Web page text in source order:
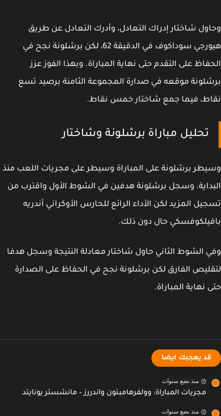
شاختار إدراك التعادل، وأدرك التعادل عن طريق
هيورجي سوداكوف في الدقيقة 62، لكن برشلونة نجح في
على التقدم حتى نهاية المباراة. وبهذا الفوز عزز
موقعه في صدارة المجموعة الثامنة برصيد تسع
فيما جمع شاختار خمس نقاط.
تحليل مباراة برشلونة وشاختار
برشلونة على المباراة وسيطر على مجريات اللعب منذ
وسجل برشلونة هدفين في الشوط الأول واقترب من
المزيد لكن الأداء الرائع للحارس الأوكراني أندريه
حال دون ذلك.
الشوط الثاني حاول شاختار معادلة النتيجة وسجل هدفا
الفارق لكن برشلونة نجح في الحفاظ على الصدارة
نهاية المباراة.
قد يعجبك ايضا
منذ بضع سنوات
مجريات المباراة: وولفرهامبتون واندررز – مانشستر يونايتد
منذ بضع سنوات